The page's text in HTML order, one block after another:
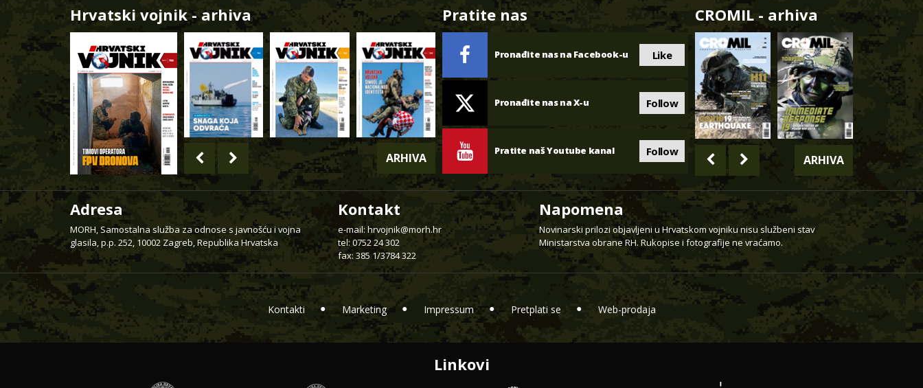
Hrvatski vojnik - arhiva
ARHIVA
Pratite nas
Pronađite nas na Facebook-u Like
Pronađite nas na X-u Follow
Pratite naš Youtube kanal Follow
CROMIL - arhiva
ARHIVA
Adresa
MORH, Samostalna služba za odnose s javnošću i vojna
glasila, p.p. 252, 10002 Zagreb, Republika Hrvatska
Kontakt
e-mail:hrvojnik@morh.hr
tel: 0752 24 302
fax: 385 1/3784 322
Napomena
Novinarski prilozi objavljeni u Hrvatskom vojniku nisu službeni stav
Ministarstva obrane RH. Rukopise i fotografije ne vraćamo.
Kontakti Marketing Impressum Pretplati se Web-prodaja
Linkovi